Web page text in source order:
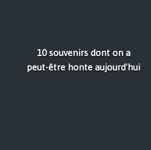
10 souvenirs dont on a
peut-être honte aujourd'hui